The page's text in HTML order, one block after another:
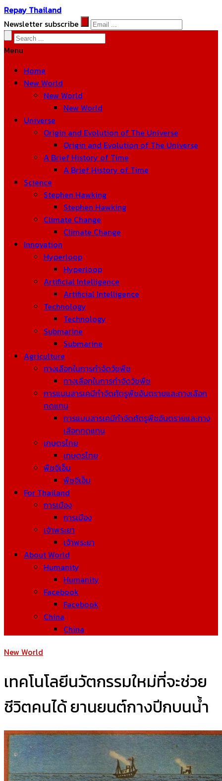
Repay Thailand
Newsletter subscribe
Menu
Home
New World
New World
New World
Universe
Origin and Evolution of The Universe
Origin and Evolution of The Universe
A Brief History of Time
A Brief History of Time
Science
Stephen Hawking
Stephen Hawking
Climate Change
Climate Change
Innovation
Hyperloop
Hyperloop
Artificial Intelligence
Artificial Intelligence
Technology
Technology
Submarine
Submarine
Agriculture
ทางเลือกในการกำจัดวัชพืช
ทางเลือกในการกำจัดวัชพืช
การแบนสารเคมีกำจัดศัตรูพืชอันตรายและทางเลือก
ทดแทน
การแบนสารเคมีกำจัดศัตรูพืชอันตรายและทาง
เลือกทดแทน
เกษตรไทย
เกษตรไทย
พืชจีเอ็ม
พืชจีเอ็ม
For Thailand
การเมือง
การเมือง
เจ้าพระยา
เจ้าพระยา
About World
Humanity
Humanity
Facebook
Facebook
China
China
New World
เทคโนโลยีนวัตกรรมใหม่ที่จะช่วย
ชีวิตคนได้ ยานยนต์กางปีกบนน้ำ